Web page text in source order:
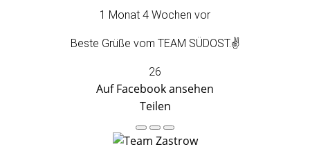
1 Monat 4 Wochen vor
Beste Grüße vom TEAM SÜDOST.✌️
26
Auf Facebook ansehen
Teilen